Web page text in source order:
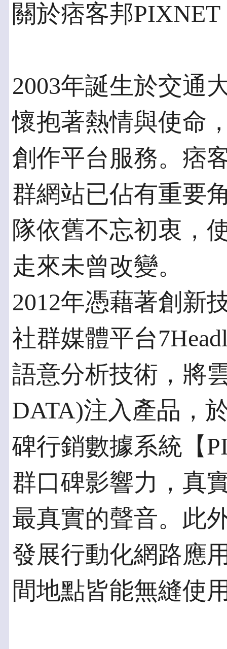
關於痞客邦PIXNET
2003年誕生於交通
懷抱著熱情與使命
創作平台服務。痞
群網站已佔有重要
隊依舊不忘初衷，
走來未曾改變。
2012年憑藉著創新
社群媒體平台
語意分析技術，將
DATA)注入產品，
碑行銷數據系統【
群口碑影響力，真
最真實的聲音。此
發展行動化網路應
間地點皆能無縫使